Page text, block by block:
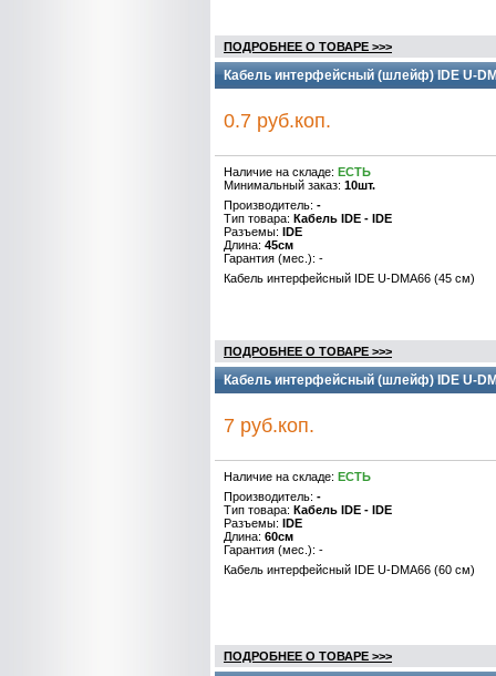
ПОДРОБНЕЕ О ТОВАРЕ >>>
Кабель интерфейсный (шлейф) IDE U-
0.7 руб.коп.
Наличие на складе: ЕСТЬ
Минимальный заказ: 10шт.
Производитель: -
Тип товара: Кабель IDE - IDE
Разъемы: IDE
Длина: 45см
Гарантия (мес.): -
Кабель интерфейсный IDE U-DMA66 (45 см)
ПОДРОБНЕЕ О ТОВАРЕ >>>
Кабель интерфейсный (шлейф) IDE U-
7 руб.коп.
Наличие на складе: ЕСТЬ
Производитель: -
Тип товара: Кабель IDE - IDE
Разъемы: IDE
Длина: 60см
Гарантия (мес.): -
Кабель интерфейсный IDE U-DMA66 (60 см)
ПОДРОБНЕЕ О ТОВАРЕ >>>